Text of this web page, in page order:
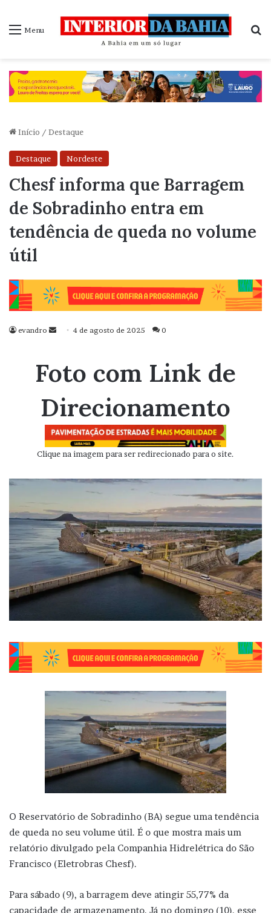
Menu
Início / Destaque
Destaque Nordeste
Chesf informa que Barragem
de Sobradinho entra em
tendência de queda no volume
útil
evandro
Mande
mail
4 de agosto de 2025 0
Foto com Link de
Direcionamento
Clique na imagem para ser redirecionado para o site.
O Reservatório de Sobradinho (BA) segue uma tendência
de queda no seu volume útil. É o que mostra mais um
relatório divulgado pela Companhia Hidrelétrica do São
Francisco (Eletrobras Chesf).
Para sábado (9), a barragem deve atingir 55,77% da
capacidade de armazenamento. Já no domingo (10), esse